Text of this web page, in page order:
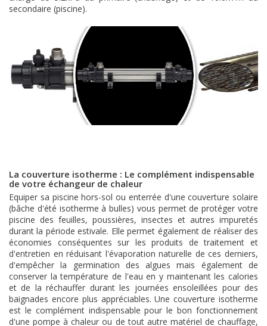
secondaire (piscine).
La couverture isotherme : Le complément indispensable
de votre échangeur de chaleur
Equiper sa piscine hors-sol ou enterrée d'une couverture solaire
(bâche d'été isotherme à bulles) vous permet de protéger votre
piscine des feuilles, poussières, insectes et autres impuretés
durant la période estivale. Elle permet également de réaliser des
économies conséquentes sur les produits de traitement et
d'entretien en réduisant l'évaporation naturelle de ces derniers,
d'empêcher la germination des algues mais également de
conserver la température de l'eau en y maintenant les calories
et de la réchauffer durant les journées ensoleillées pour des
baignades encore plus appréciables. Une couverture isotherme
est le complément indispensable pour le bon fonctionnement
d'une pompe à chaleur ou de tout autre matériel de chauffage,